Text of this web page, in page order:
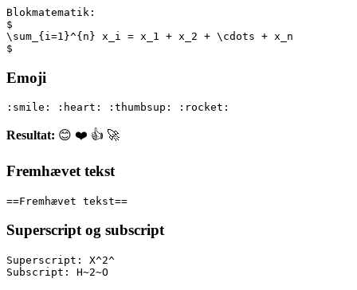
Blokmatematik:
$
\sum_{i=1}^{n} x_i = x_1 + x_2 + \cdots + x_n
$
Emoji
:smile: :heart: :thumbsup: :rocket:
Resultat: 😊 ❤️ 👍 🚀
Fremhævet tekst
==Fremhævet tekst==
Superscript og subscript
Superscript: X^2^
Subscript: H~2~O